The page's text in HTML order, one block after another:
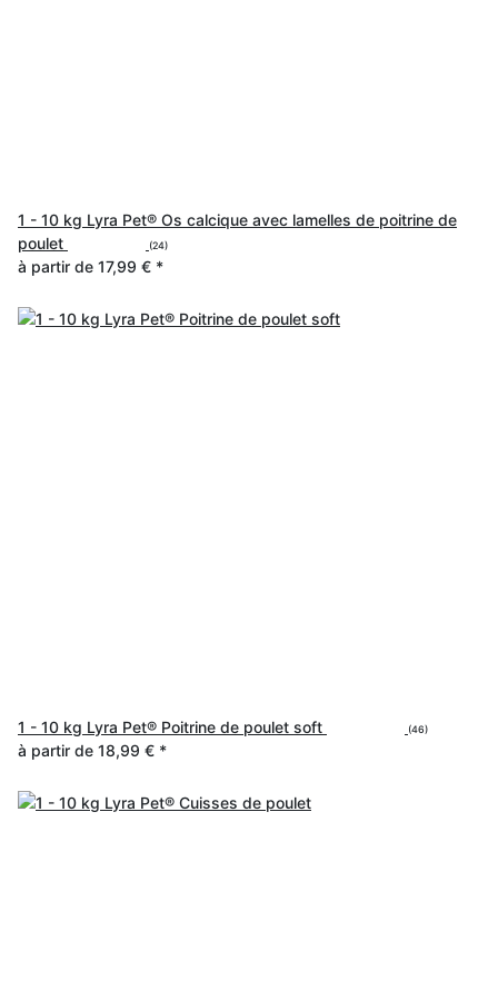
1 - 10 kg Lyra Pet® Os calcique avec lamelles de poitrine de
poulet
(24)
à partir de 17,99 € *
1 - 10 kg Lyra Pet® Poitrine de poulet soft (46)
à partir de 18,99 € *